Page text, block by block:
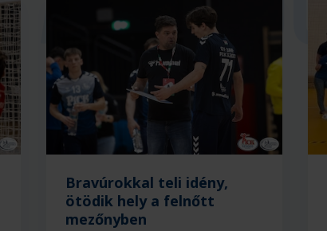
Bravúrokkal teli idény,
ötödik hely a felnőtt
mezőnyben